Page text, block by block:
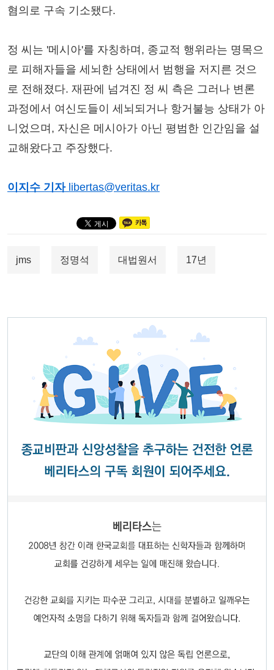
혐의로 구속 기소됐다.
정 씨는 '메시아'를 자칭하며, 종교적 행위라는 명목으
로 피해자들을 세뇌한 상태에서 범행을 저지른 것으
로 전해졌다. 재판에 넘겨진 정 씨 측은 그러나 변론
과정에서 여신도들이 세뇌되거나 항거불능 상태가 아
니었으며, 자신은 메시아가 아닌 평범한 인간임을 설
교해왔다고 주장했다.
이지수 기자 libertas@veritas.kr
jms 정명석 대법원서 17년